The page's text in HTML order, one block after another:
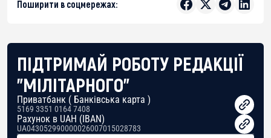
Поширити в соцмережах:
ПІДТРИМАЙ РОБОТУ РЕДАКЦІЇ
"МІЛІТАРНОГО"
Приватбанк ( Банківська карта )
5169 3351 0164 7408
Рахунок в UAH (IBAN)
UA043052990000026007015028783